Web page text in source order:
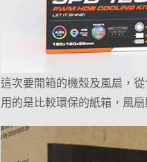
這次要開箱的機殼及風扇，
用的是比較環保的紙箱，風